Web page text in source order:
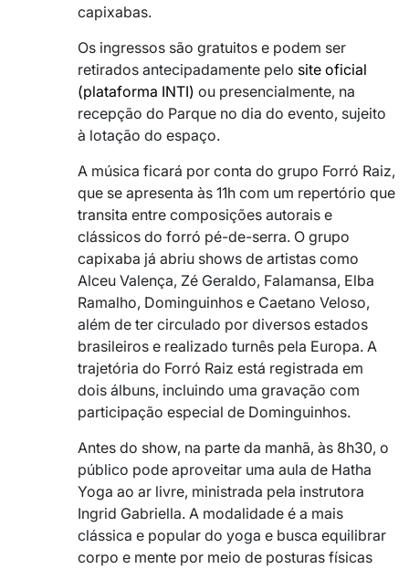
capixabas.
Os ingressos são gratuitos e podem ser
retirados antecipadamente pelo site oficial
(plataforma INTI) ou presencialmente, na
recepção do Parque no dia do evento, sujeito
à lotação do espaço.
A música ficará por conta do grupo Forró Raiz,
que se apresenta às 11h com um repertório que
transita entre composições autorais e
clássicos do forró pé-de-serra. O grupo
capixaba já abriu shows de artistas como
Alceu Valença, Zé Geraldo, Falamansa, Elba
Ramalho, Dominguinhos e Caetano Veloso,
além de ter circulado por diversos estados
brasileiros e realizado turnês pela Europa. A
trajetória do Forró Raiz está registrada em
dois álbuns, incluindo uma gravação com
participação especial de Dominguinhos.
Antes do show, na parte da manhã, às 8h30, o
público pode aproveitar uma aula de Hatha
Yoga ao ar livre, ministrada pela instrutora
Ingrid Gabriella. A modalidade é a mais
clássica e popular do yoga e busca equilibrar
corpo e mente por meio de posturas físicas